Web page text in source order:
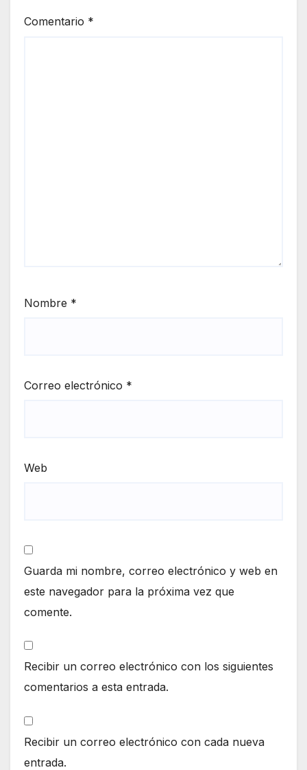
Comentario *
Nombre *
Correo electrónico *
Web
Guarda mi nombre, correo electrónico y web en
este navegador para la próxima vez que
comente.
Recibir un correo electrónico con los siguientes
comentarios a esta entrada.
Recibir un correo electrónico con cada nueva
entrada.